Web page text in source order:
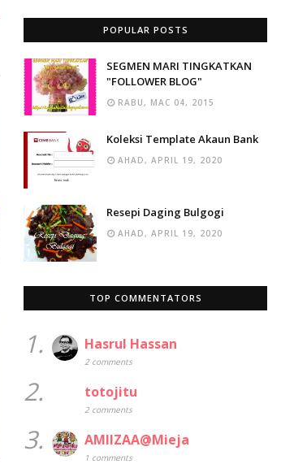
POPULAR POSTS
SEGMEN MARI TINGKATKAN
"FOLLOWER BLOG"
RABU, MAC 04, 2015
Koleksi Template Akaun Bank
AHAD, APRIL 19, 2020
Resepi Daging Bulgogi
AHAD, APRIL 19, 2020
TOP COMMENTATORS
1. Hasrul Hassan
2 comments
2. totojitu
2 comments
3. AMIIZAA@Mieja
1 comments